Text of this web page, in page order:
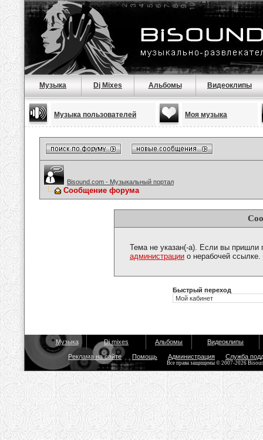
Музыка Dj Mixes Альбомы Видеоклипы
Музыка пользователей Моя музыка
Bisound.com - Музыкальный портал
Сообщение форума
Тема не указан(-а). Если вы пришли
администрации о нерабочей ссылке.
Быстрый переход
Музыка Dj mixes Альбомы Видеоклипы
Реклама на сайте Помощь Администрация Служба
Все права защищены © 2007-2026